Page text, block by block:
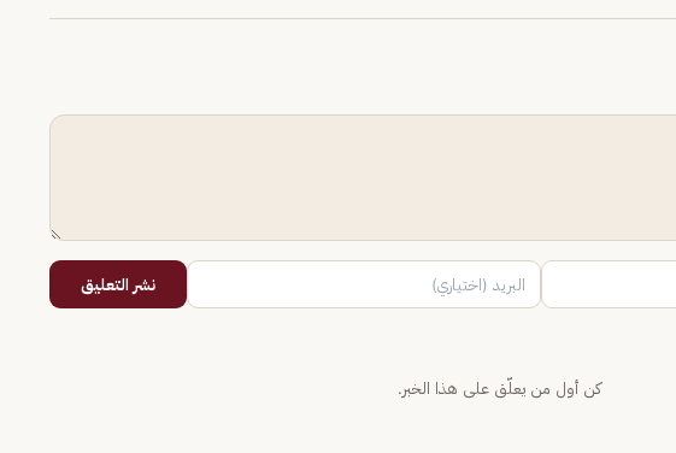
نشر التعليق
كن أول من يعلّق على هذا الخبر.